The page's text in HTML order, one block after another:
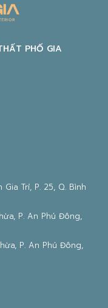
PHỐ GIA
Trí, P. 25, Q. Bình
P. An Phú Đông,
P. An Phú Đông,